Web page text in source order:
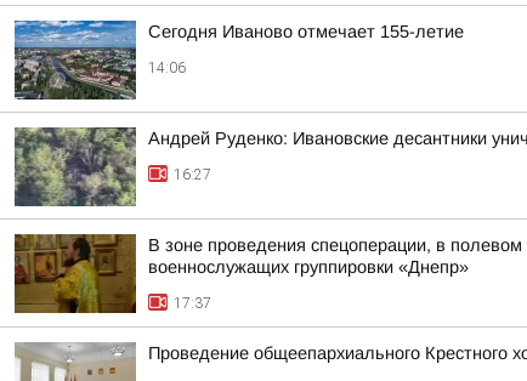
Сегодня Иваново отмечает 155-летие
14:06
Андрей Руденко: Ивановские десантники
16:27
В зоне проведения спецоперации, в
военнослужащих группировки «Днепр»
17:37
Проведение общеепархиального Крестного